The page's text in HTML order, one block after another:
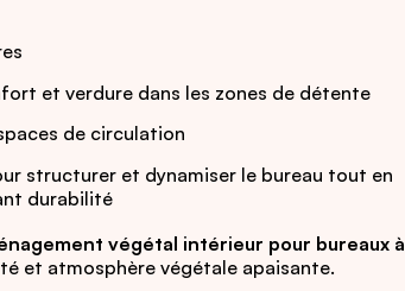
et verdure dans les zones de détente
de circulation
structurer et dynamiser le bureau tout en
durabilité
végétal intérieur pour bureaux à
et atmosphère végétale apaisante.